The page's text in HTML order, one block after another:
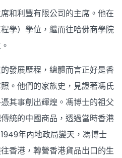
和利豐有限公司的主席。他在
學）學位，繼而往哈佛商學院
發展歷程，總體而言正好是香
。他們的家族史，見證著馮氏
其事創出輝煌。馮博士的祖父
統的中國商品，透過當時香港
年內地政局變天，馮博士
香港，轉營香港貨品出口的生